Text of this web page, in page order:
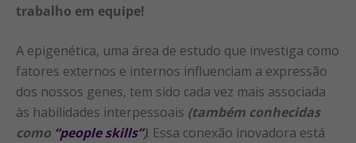
trabalho em equipe!
A epigenética, uma área de estudo que investiga como
fatores externos e internos influenciam a expressão
dos nossos genes, tem sido cada vez mais associada
às habilidades interpessoais (também conhecidas
como “people skills”). Essa conexão inovadora está